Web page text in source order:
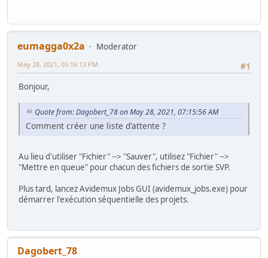
eumagga0x2a
Moderator
#1
May 28, 2021, 05:16:13 PM
Bonjour,
Quote from: Dagobert_78 on May 28, 2021, 07:15:56 AM
Comment créer une liste d'attente ?
Au lieu d'utiliser "Fichier" --> "Sauver", utilisez "Fichier" -->
"Mettre en queue" pour chacun des fichiers de sortie SVP.
Plus tard, lancez Avidemux Jobs GUI (avidemux_jobs.exe) pour
démarrer l'exécution séquentielle des projets.
Dagobert_78